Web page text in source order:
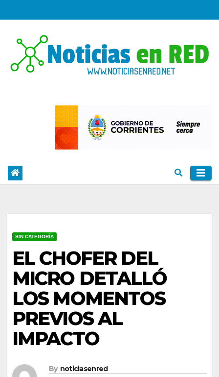
to
SIN CATEGORÍA
EL CHOFER DEL
MICRO DETALLÓ
LOS MOMENTOS
PREVIOS AL
IMPACTO
By noticiasenred